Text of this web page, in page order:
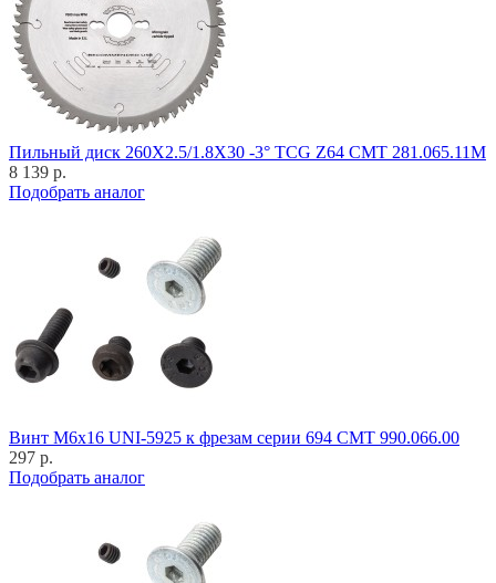
Пильный диск 260X2.5/1.8X30 -3° TCG Z64 CMT 281.065.11M
8 139 р.
Подобрать аналог
Винт M6x16 UNI-5925 к фрезам серии 694 CMT 990.066.00
297 р.
Подобрать аналог